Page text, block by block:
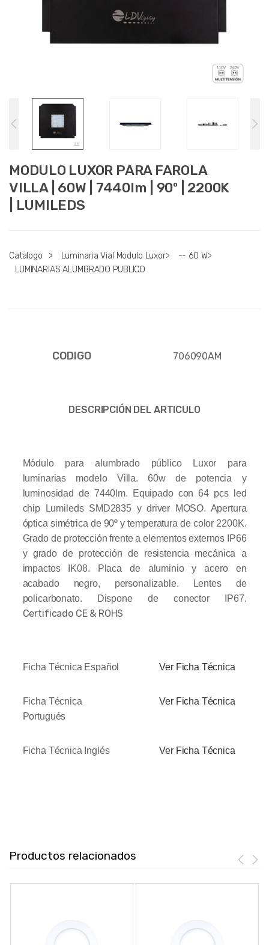
MODULO LUXOR PARA FAROLA
VILLA | 60W | 7440lm | 90º | 2200K
| LUMILEDS
Catalogo > Luminaria Vial Modulo Luxor> -- 60 W>
LUMINARIAS ALUMBRADO PUBLICO
CODIGO 706090AM
DESCRIPCIÓN DEL ARTICULO
Módulo para alumbrado público Luxor para
luminarias modelo Villa. 60w de potencia y
luminosidad de 7440lm. Equipado con 64 pcs led
chip Lumileds SMD2835 y driver MOSO. Apertura
óptica simétrica de 90º y temperatura de color 2200K.
Grado de protección frente a elementos externos IP66
y grado de protección de resistencia mecánica a
impactos IK08. Placa de aluminio y acero en
acabado negro, personalizable. Lentes de
policarbonato. Dispone de conector IP67.
Certificado CE & ROHS
Ficha Técnica Español Ver Ficha Técnica
Ficha Técnica
Portugués
Ver Ficha Técnica
Ficha Técnica Inglés Ver Ficha Técnica
Productos relacionados